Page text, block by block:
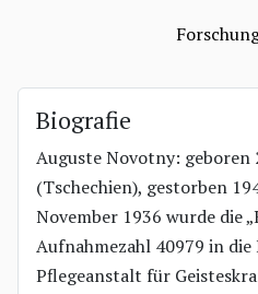
Biografie
Auguste Novotny: geboren
(Tschechien), gestorben
November 1936 wurde die
Aufnahmezahl 40979 in
Pflegeanstalt für